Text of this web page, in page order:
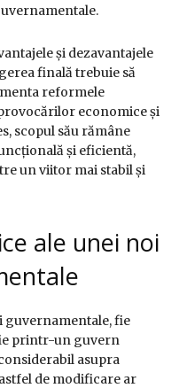
și dezavantajele
finală trebuie să
reformele
economice și
scopul său rămâne
și eficientă,
un viitor mai stabil și
ale unei noi
guvernamentale, fie
printr-un guvern
asupra
de modificare ar